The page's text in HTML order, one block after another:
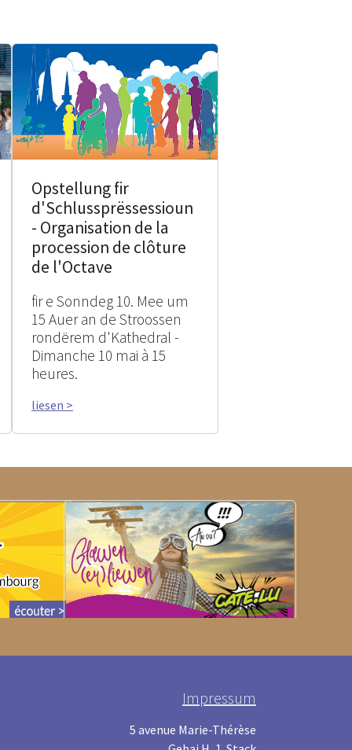
Opstellung fir
d'Schlussprëssessioun
- Organisation de la
procession de clôture
de l'Octave
fir e Sonndeg 10. Mee um
15 Auer an de Stroossen
rondërem d'Kathedral -
Dimanche 10 mai à 15
heures.
liesen >
Impressum
5 avenue Marie-Thérèse